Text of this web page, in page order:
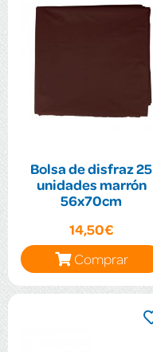
Bolsa de disfraz 25
unidades marrón
56x70cm
14,50€
Comprar